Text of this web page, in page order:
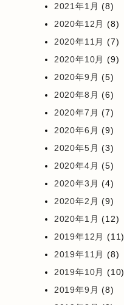
2021年1月 (8)
2020年12月 (8)
2020年11月 (7)
2020年10月 (9)
2020年9月 (5)
2020年8月 (6)
2020年7月 (7)
2020年6月 (9)
2020年5月 (3)
2020年4月 (5)
2020年3月 (4)
2020年2月 (9)
2020年1月 (12)
2019年12月 (11)
2019年11月 (8)
2019年10月 (10)
2019年9月 (8)